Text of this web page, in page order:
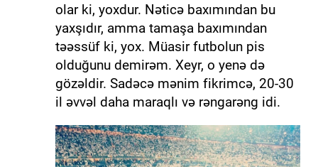
olar ki, yoxdur. Nəticə baxımından bu
yaxşıdır, amma tamaşa baxımından
təəssüf ki, yox. Müasir futbolun pis
olduğunu demirəm. Xeyr, o yenə də
gözəldir. Sadəcə mənim fikrimcə, 20-30
il əvvəl daha maraqlı və rəngarəng idi.